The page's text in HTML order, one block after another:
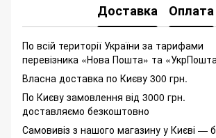
Доставка Оплата
По всій території України за тарифами
перевізника «Нова Пошта» та
Власна доставка по Києву 300 грн.
По Києву замовлення від 3000 грн.
доставляємо безкоштовно
Самовивіз з нашого магазину у Києві —